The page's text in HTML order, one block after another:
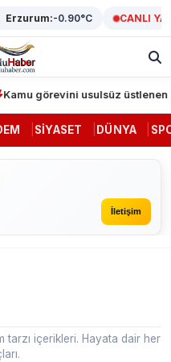
-0.90°C CANLI
görevini usulsüz üstlenen
SIYASET DÜNYA
İletişim
tarzı içerikleri. Hayata dair her